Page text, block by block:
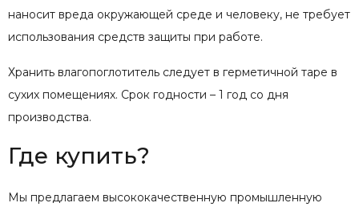
наносит вреда окружающей среде и человеку, не требует
использования средств защиты при работе.
Хранить влагопоглотитель следует в герметичной таре в
сухих помещениях. Срок годности – 1 год со дня
производства.
Где купить?
Мы предлагаем высококачественную промышленную